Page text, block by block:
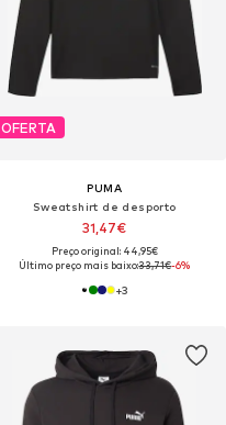
OFERTA
PUMA
Sweatshirt de desporto
31,47€
Preço original: 44,95€
Último preço mais baixo:33,71€-6%
+3